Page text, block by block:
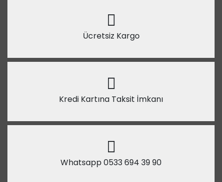
Ücretsiz Kargo
Kredi Kartına Taksit İmkanı
Whatsapp 0533 694 39 90